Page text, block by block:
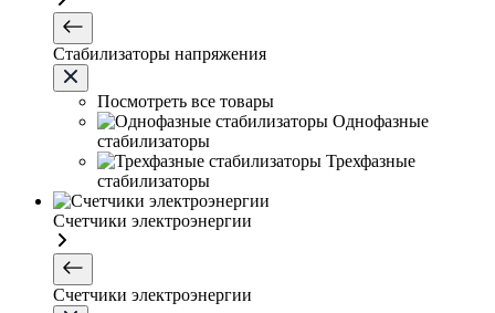
Стабилизаторы напряжения
Посмотреть все товары
Однофазные
стабилизаторы
Трехфазные
стабилизаторы
Счетчики электроэнергии
Счетчики электроэнергии